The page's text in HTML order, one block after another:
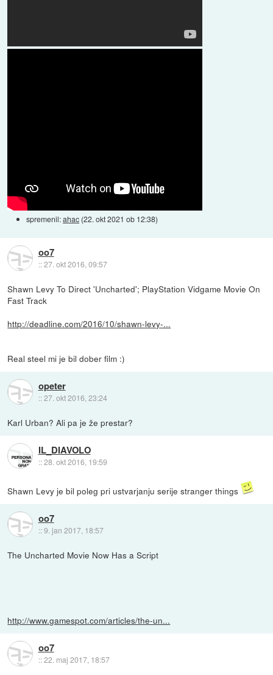
spremenil:ahac (22. okt 2021 ob 12:38)
oo7
::27. okt 2016, 09:57
Shawn Levy To Direct 'Uncharted'; PlayStation Vidgame Movie On
Fast Track
http://deadline.com/2016/10/shawn-levy-...
Real steel mi je bil dober film :)
opeter
::27. okt 2016, 23:24
Karl Urban? Ali pa je že prestar?
IL_DIAVOLO
::28. okt 2016, 19:59
Shawn Levy je bil poleg pri ustvarjanju serije stranger things
oo7
::9. jan 2017, 18:57
The Uncharted Movie Now Has a Script
http://www.gamespot.com/articles/the-un...
oo7
::22. maj 2017, 18:57